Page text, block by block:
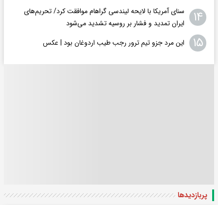
۱۴
سنای آمریکا با لایحه لیندسی گراهام موافقت کرد/ تحریم‌های
ایران تمدید و فشار بر روسیه تشدید می‌شود
۱۵ این مرد جزو تیم ترور رجب طیب اردوغان بود | عکس
پربازدید‌ها